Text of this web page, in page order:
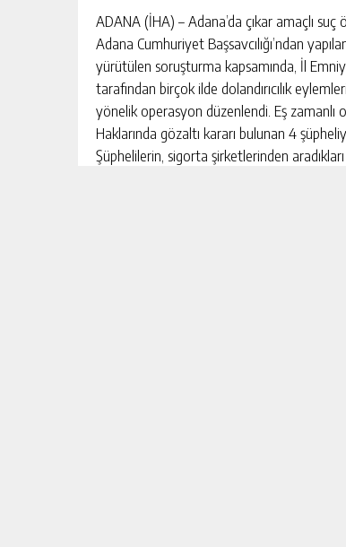
ADANA (İHA) – Adana’da çıkar amaçlı
Adana Cumhuriyet Başsavcılığı’ndan
yürütülen soruşturma kapsamında, İl
tarafından birçok ilde dolandırıcılık
yönelik operasyon düzenlendi. Eş zamanlı
Haklarında gözaltı kararı bulunan 4
Şüphelilerin, sigorta şirketlerinden